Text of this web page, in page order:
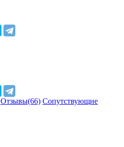
Отзывы(66) Сопутствующие